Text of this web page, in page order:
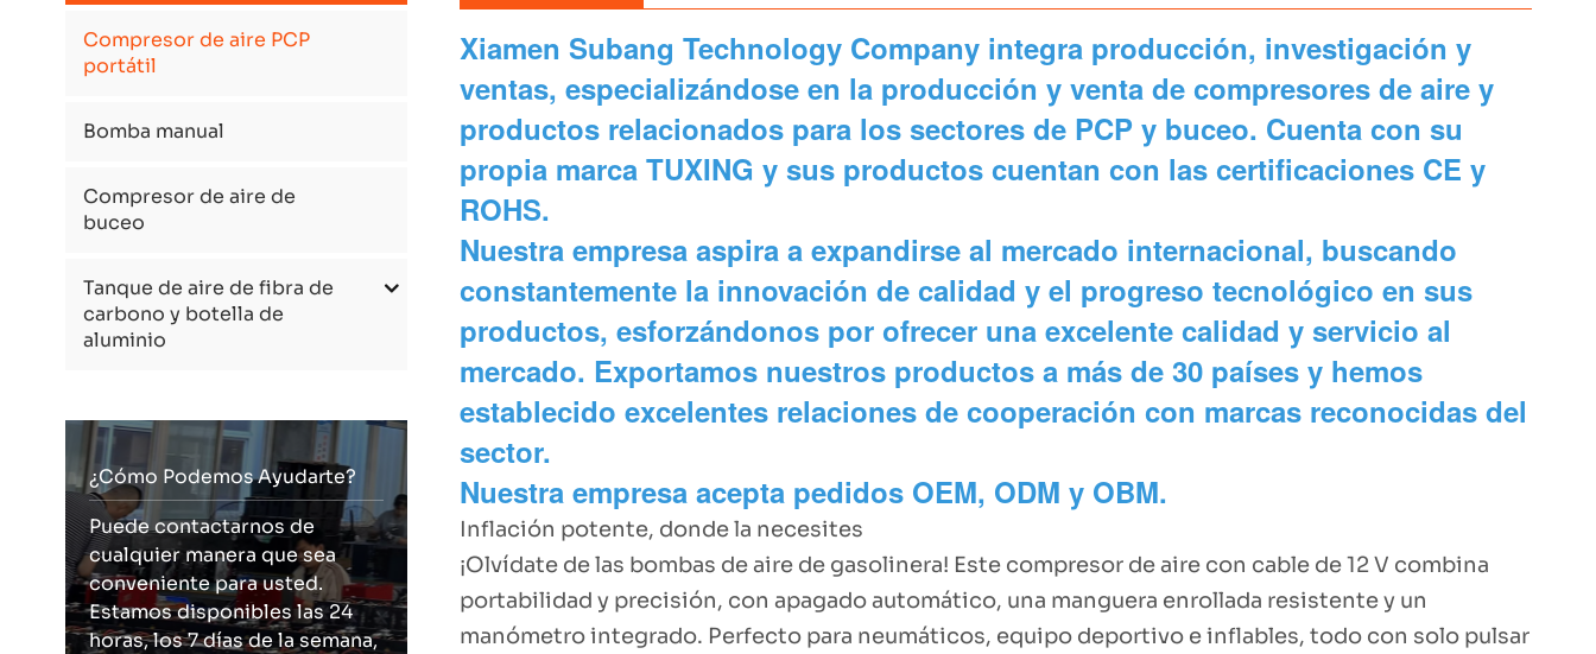
Compresor de aire PCP
portátil
Bomba manual
Compresor de aire de
buceo
Tanque de aire de fibra de
carbono y botella de
aluminio
¿Cómo Podemos Ayudarte?
Puede contactarnos de
cualquier manera que sea
conveniente para usted.
Estamos disponibles las 24
horas, los 7 días de la semana,
Xiamen Subang Technology Company integra producción, investigación y
ventas, especializándose en la producción y venta de compresores de aire y
productos relacionados para los sectores de PCP y buceo. Cuenta con su
propia marca TUXING y sus productos cuentan con las certificaciones CE y
ROHS.
Nuestra empresa aspira a expandirse al mercado internacional, buscando
constantemente la innovación de calidad y el progreso tecnológico en sus
productos, esforzándonos por ofrecer una excelente calidad y servicio al
mercado. Exportamos nuestros productos a más de 30 países y hemos
establecido excelentes relaciones de cooperación con marcas reconocidas del
sector.
Nuestra empresa acepta pedidos OEM, ODM y OBM.
Inflación potente, donde la necesites
¡Olvídate de las bombas de aire de gasolinera! Este compresor de aire con cable de 12 V combina
portabilidad y precisión, con apagado automático, una manguera enrollada resistente y un
manómetro integrado. Perfecto para neumáticos, equipo deportivo e inflables, todo con solo pulsar